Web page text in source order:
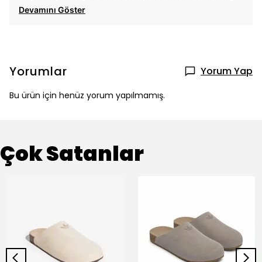
Devamını Göster
Yorumlar Yorum Yap
Bu ürün için henüz yorum yapılmamış.
Çok Satanlar